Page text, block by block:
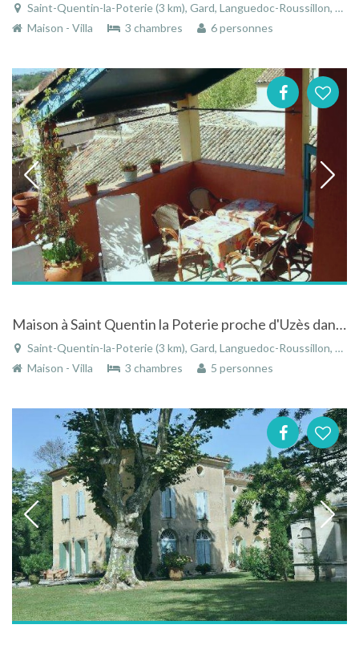
Saint-Quentin-la-Poterie (3 km), Gard, Languedoc-Roussillon, Occitanie, France
Maison - Villa
3 chambres 6 personnes
Maison à Saint Quentin la Poterie proche d'Uzès dans le Languedoc-Roussillon avec patio et solarium
Saint-Quentin-la-Poterie (3 km), Gard, Languedoc-Roussillon, Occitanie, France
Maison - Villa
3 chambres 5 personnes